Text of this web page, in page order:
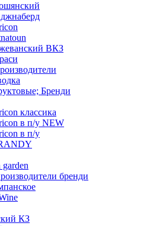
ВКЗ
Бренди
классика
в п/у NEW
в п/у
бренди
КЗ